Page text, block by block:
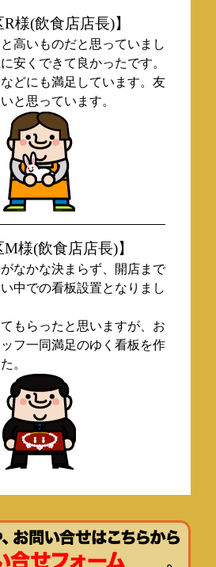
R様(飲食店店長)】
高いものだと思っていまし
安くできて良かったです。
どにも満足しています。友
と思っています。
M様(飲食店店長)】
なかな決まらず、開店まで
中での看板設置となりまし
もらったと思いますが、お
フ一同満足のゆく看板を作
。